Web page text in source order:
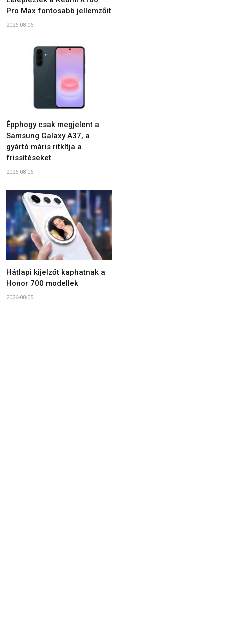
Pro Max fontosabb jellemzőit
2026-08-06
Épphogy csak megjelent a
Samsung Galaxy A37, a
gyártó máris ritkítja a
frissítéseket
2026-08-06
Hátlapi kijelzőt kaphatnak a
Honor 700 modellek
2026-08-05